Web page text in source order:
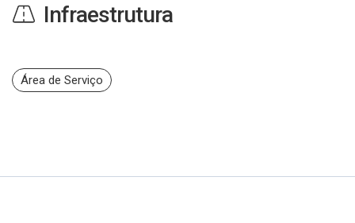
Infraestrutura
Área de Serviço